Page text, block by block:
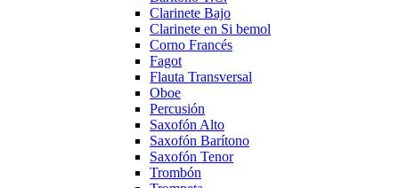
Clarinete Bajo
Clarinete en Si bemol
Corno Francés
Fagot
Flauta Transversal
Oboe
Percusión
Saxofón Alto
Saxofón Barítono
Saxofón Tenor
Trombón